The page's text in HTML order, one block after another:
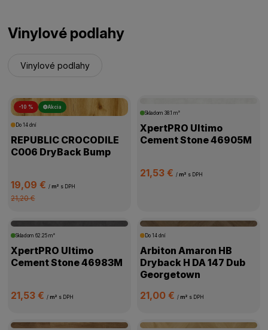
Vinylové podlahy
Vinylové podlahy
-10 % Akcia
Do 14 dní
REPUBLIC CROCODILE
C006 DryBack Bump
19,09 €/ m² s DPH
21,20 €
Skladom 38.1 m²
XpertPRO Ultimo
Cement Stone 46905M
21,53 € / m² s DPH
Skladom62.25 m²
XpertPRO Ultimo
Cement Stone 46983M
21,53 €/ m² s DPH
Do 14 dní
Arbiton Amaron HB
Dryback H DA 147 Dub
Georgetown
21,00 € / m² s DPH